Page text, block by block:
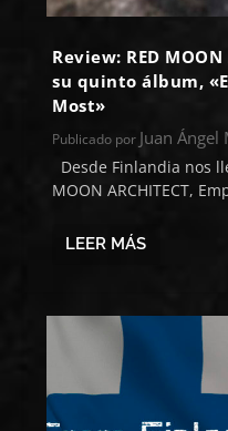
Review: RED
su quinto álbum,
Most»
Publicado por Juan Ángel
Desde Finlandia nos
MOON ARCHITECT,
LEER MÁS